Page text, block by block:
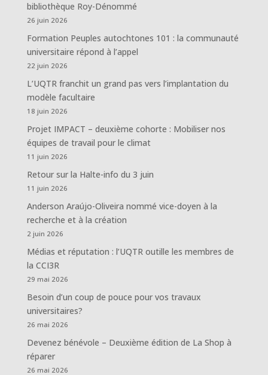
bibliothèque Roy-Dénommé
26 juin 2026
Formation Peuples autochtones 101 : la communauté
universitaire répond à l’appel
22 juin 2026
L’UQTR franchit un grand pas vers l’implantation du
modèle facultaire
18 juin 2026
Projet IMPACT – deuxième cohorte : Mobiliser nos
équipes de travail pour le climat
11 juin 2026
Retour sur la Halte-info du 3 juin
11 juin 2026
Anderson Araújo-Oliveira nommé vice-doyen à la
recherche et à la création
2 juin 2026
Médias et réputation : l’UQTR outille les membres de
la CCI3R
29 mai 2026
Besoin d’un coup de pouce pour vos travaux
universitaires?
26 mai 2026
Devenez bénévole – Deuxième édition de La Shop à
réparer
26 mai 2026